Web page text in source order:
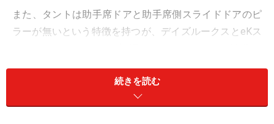
また、タントは助手席ドアと助手席側スライドドアのピ
ラーが無いという特徴を持つが、デイズルークスとeKス
26km/Lで、25.2km/LのNBOXに勝るも、28km/Lのタン
トに届かず。『スズキ・スペーシア』を含めた4車種で
続きを読む